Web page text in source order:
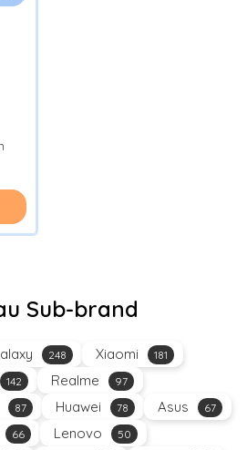
Sub-brand
248 Xiaomi 181
142 Realme 97
87 Huawei 78 Asus 67
66 Lenovo 50